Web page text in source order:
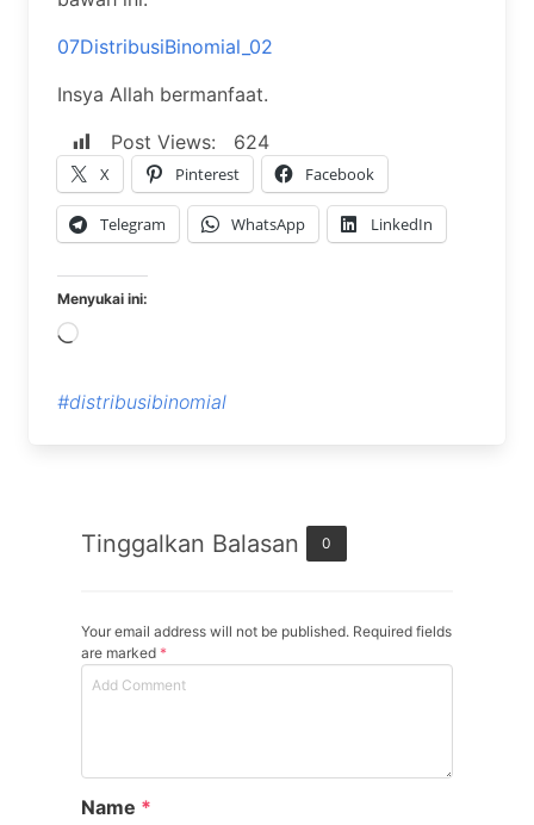
07DistribusiBinomial_02
Insya Allah bermanfaat.
Post Views:
624
X Pinterest Facebook
Telegram WhatsApp LinkedIn
Menyukai ini:
Memuat...
#distribusibinomial
Tinggalkan Balasan 0
Your email address will not be published. Required fields
are marked *
Name *